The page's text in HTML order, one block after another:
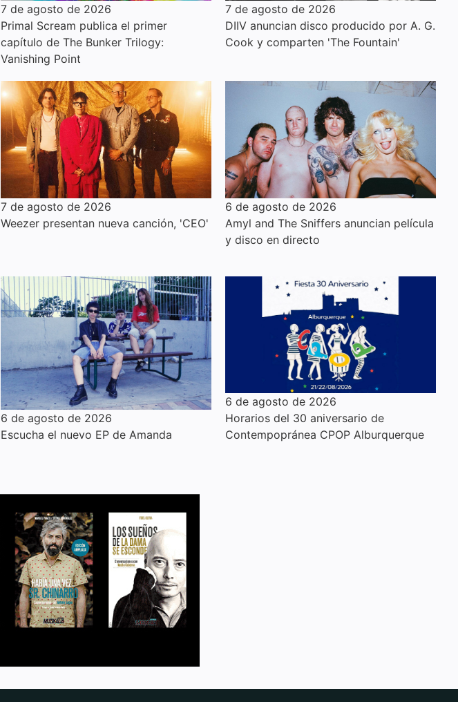
7 de agosto de 2026
Primal Scream publica el primer
capítulo de The Bunker Trilogy:
Vanishing Point
7 de agosto de 2026
DIIV anuncian disco producido por A. G.
Cook y comparten 'The Fountain'
7 de agosto de 2026
Weezer presentan nueva canción, 'CEO'
6 de agosto de 2026
Amyl and The Sniffers anuncian película
y disco en directo
6 de agosto de 2026
Escucha el nuevo EP de Amanda
6 de agosto de 2026
Horarios del 30 aniversario de
Contempopránea CPOP Alburquerque